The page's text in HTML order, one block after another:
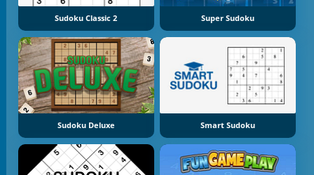
Sudoku Classic 2 Super Sudoku
Sudoku Deluxe Smart Sudoku